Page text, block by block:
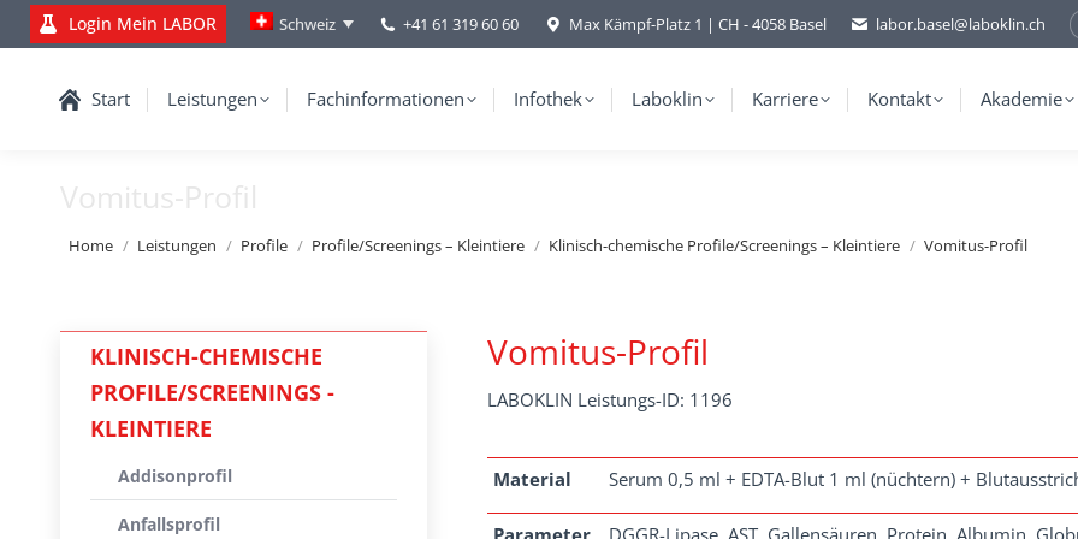
Login Mein LABOR Schweiz +41 61 319 60 60 Max Kämpf-Platz 1 | CH - 4058 Basel labor.basel@laboklin.ch
Start Leistungen Fachinformationen Infothek Laboklin Karriere Kontakt Akademie
Vomitus-Profil
You are here:
Home Leistungen Profile Profile/Screenings – Kleintiere Klinisch-chemische Profile/Screenings – Kleintiere Vomitus-Profil
Vomitus-Profil
LABOKLIN Leistungs-ID: 1196
Material Serum 0,5 ml + EDTA-Blut 1 ml (nüchtern) +
Parameter
DGGR-Lipase, AST, Gallensäuren, Protein, Albumin,
KLINISCH-CHEMISCHE
PROFILE/SCREENINGS -
KLEINTIERE
Addisonprofil
Anfallsprofil